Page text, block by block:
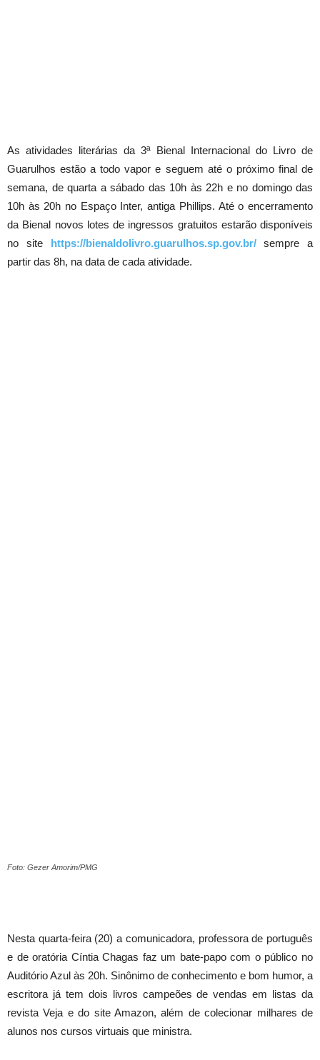
As atividades literárias da 3ª Bienal Internacional do Livro de
Guarulhos estão a todo vapor e seguem até o próximo final de
semana, de quarta a sábado das 10h às 22h e no domingo das
10h às 20h no Espaço Inter, antiga Phillips. Até o encerramento
da Bienal novos lotes de ingressos gratuitos estarão disponíveis
no site https://bienaldolivro.guarulhos.sp.gov.br/sempre a
partir das 8h, na data de cada atividade.
Foto: Gezer Amorim/PMG
Nesta quarta-feira (20) a comunicadora, professora de português
e de oratória Cíntia Chagas faz um bate-papo com o público no
Auditório Azul às 20h. Sinônimo de conhecimento e bom humor, a
escritora já tem dois livros campeões de vendas em listas da
revista Veja e do site Amazon, além de colecionar milhares de
alunos nos cursos virtuais que ministra.